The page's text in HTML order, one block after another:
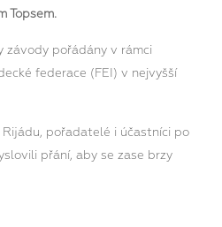
Topsem.
závody pořádány v rámci
federace (FEI) v nejvyšší
pořadatelé i účastníci po
přání, aby se zase brzy